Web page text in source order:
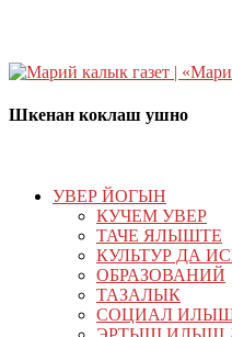
Шкенан коклаш ушно
УВЕР ЙОГЫН
КУЧЕМ УВЕР
ТАЧЕ ЯЛЫШТЕ
КУЛЬТУР ДА
ОБРАЗОВАНИЙ
ТАЗАЛЫК
СОЦИАЛ